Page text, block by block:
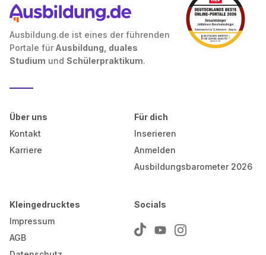
Ausbildung.de ist eines der führenden
Portale für Ausbildung, duales
Studium und Schülerpraktikum.
Über uns
Kontakt
Karriere
Für dich
Inserieren
Anmelden
Ausbildungsbarometer 2026
Kleingedrucktes
Impressum
AGB
Socials